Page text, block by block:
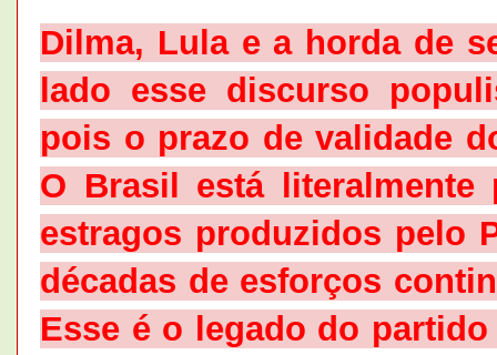
Dilma, Lula e a horda de
lado esse discurso
pois o prazo de validade
O Brasil está literalmente
estragos produzidos pelo
décadas de esforços
Esse é o legado do